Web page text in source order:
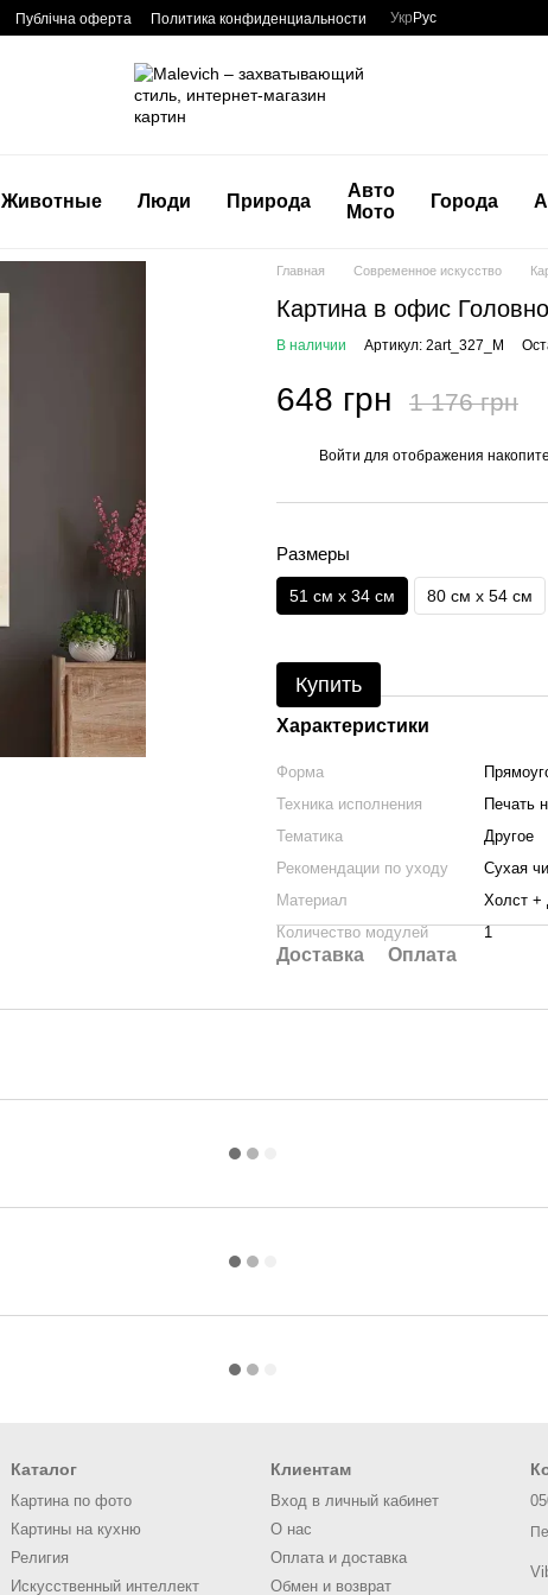
Публічна оферта Политика конфиденциальности Укр Рус
Животные Люди Природа
Авто
Мото
Города
Главная Современное искусство
Картина в офис
В наличии Артикул: 2art_327_M
648 грн 1 176 грн
Войти для отображения
Размеры
51 см x 34 см 80 см x 54 см
Купить
Характеристики
Форма
Техника исполнения
Печать
Тематика
Другое
Рекомендации по уходу
Сухая
Материал
Холст +
Количество модулей
1
Доставка Оплата
Каталог
Картина по фото
Картины на кухню
Религия
Искусственный интеллект
Клиентам
Вход в личный кабинет
О нас
Оплата и доставка
Обмен и возврат